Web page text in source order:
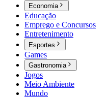
Economia
Educação
Emprego e Concursos
Entretenimento
Esportes
Games
Gastronomia
Jogos
Meio Ambiente
Mundo